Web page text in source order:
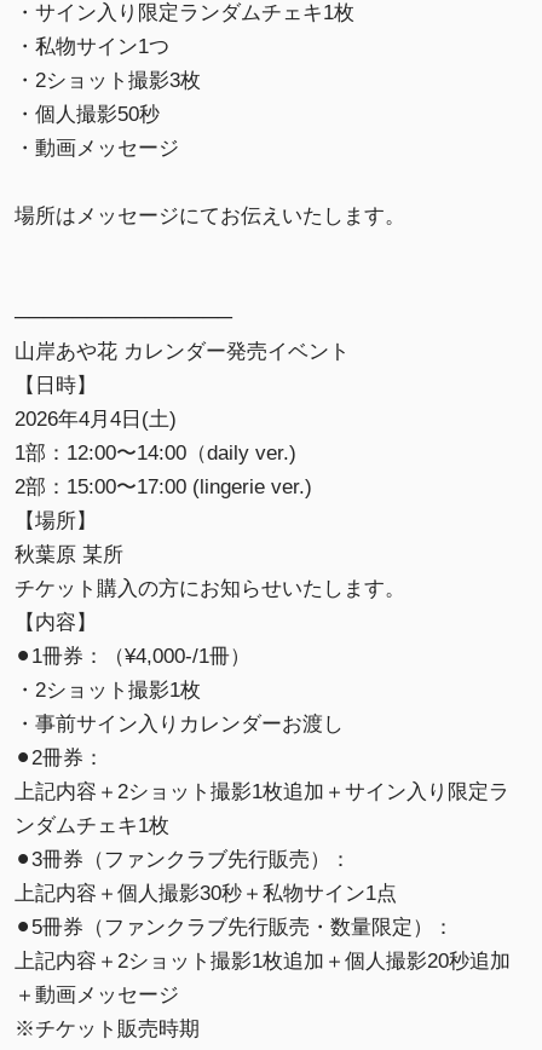
・サイン入り限定ランダムチェキ1枚
・私物サイン1つ
・2ショット撮影3枚
・個人撮影50秒
・動画メッセージ
場所はメッセージにてお伝えいたします。
───────────────
山岸あや花 カレンダー発売イベント
【日時】
2026年4月4日(土)
1部：12:00〜14:00（daily ver.)
2部：15:00〜17:00 (lingerie ver.)
【場所】
秋葉原 某所
チケット購入の方にお知らせいたします。
【内容】
⚫︎1冊券：（¥4,000-/1冊）
・2ショット撮影1枚
・事前サイン入りカレンダーお渡し
⚫︎2冊券：
上記内容＋2ショット撮影1枚追加＋サイン入り限定ラ
ンダムチェキ1枚
⚫︎3冊券（ファンクラブ先行販売）：
上記内容＋個人撮影30秒＋私物サイン1点
⚫︎5冊券（ファンクラブ先行販売・数量限定）：
上記内容＋2ショット撮影1枚追加＋個人撮影20秒追加
＋動画メッセージ
※チケット販売時期